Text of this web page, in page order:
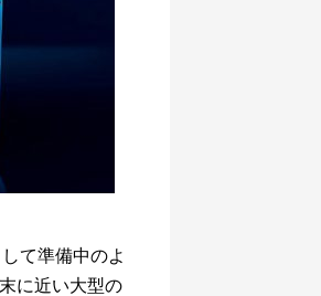
て準備中のよ
に近い大型の